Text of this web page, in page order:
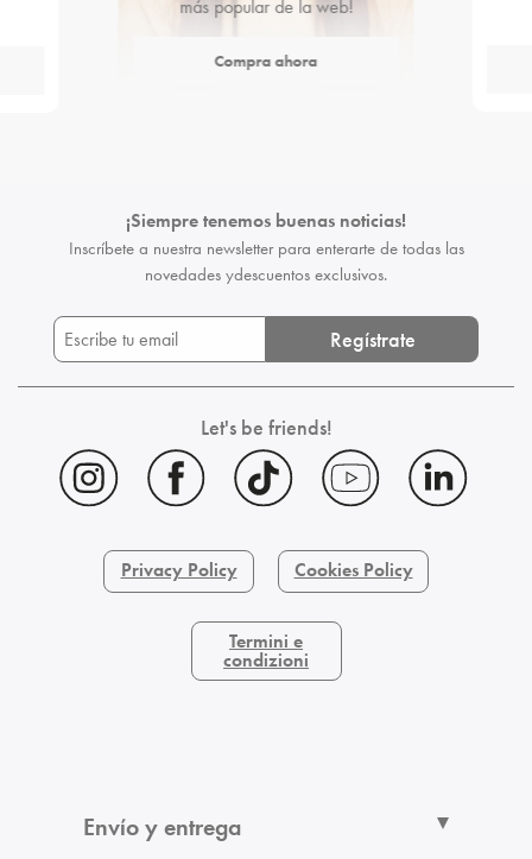
más popular de la web!
Compra ahora
¡Siempre tenemos buenas noticias!
Inscríbete a nuestra newsletter para enterarte de todas las
novedades ydescuentos exclusivos.
Regístrate
Let's be friends!
Privacy Policy Cookies Policy
Termini e
condizioni
Envío y entrega